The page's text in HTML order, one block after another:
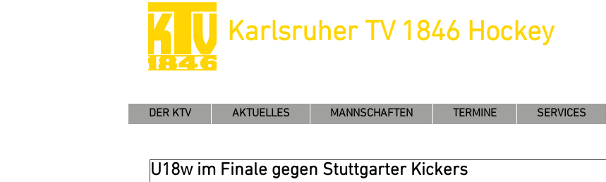
Karlsruher TV 1846 Hockey
DER KTV AKTUELLES MANNSCHAFTEN TERMINE SERVICES
U18w im Finale gegen Stuttgarter Kickers